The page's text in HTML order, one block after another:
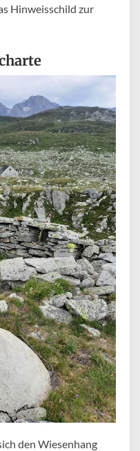
Hinweisschild zur
den Wiesenhang